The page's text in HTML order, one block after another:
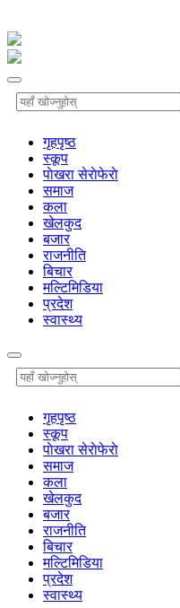
गृहपृष्‍ठ
स्कूप
पाेखरा सेराेफेराे
समाज
कला
खेलकुद
बजार
राजनीति
बिचार
मल्टिमिडिया
प्रदेश
स्वास्थ्य
गृहपृष्‍ठ
स्कूप
पाेखरा सेराेफेराे
समाज
कला
खेलकुद
बजार
राजनीति
बिचार
मल्टिमिडिया
प्रदेश
स्वास्थ्य